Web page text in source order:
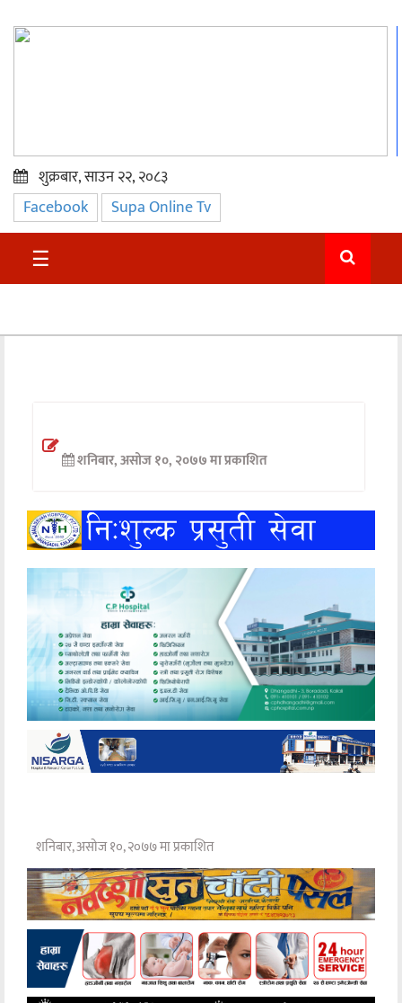
प्रमुख
समाचार
सुदुर
अन्तर्वार्ता
खेलकुद
मनोरञ्जन
अन्य
शुक्रबार, साउन २२, २०८३
Facebook Supa Online Tv
☰
शनिबार, असोज १०, २०७७ मा प्रकाशित
शनिबार, असोज १०, २०७७ मा प्रकाशित